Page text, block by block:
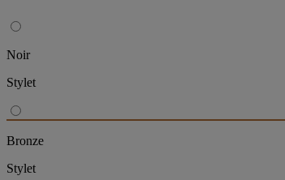
Noir
Stylet
Bronze
Stylet